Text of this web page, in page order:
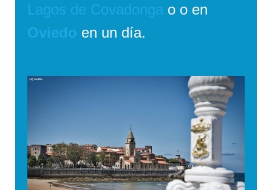
Lagos de Covadonga o o en
Oviedo en un día.